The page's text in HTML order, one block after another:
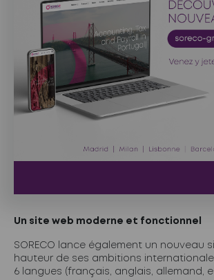
Un site web moderne et fonctionnel
SORECO lance également un nouveau
hauteur de ses ambitions
6 langues (français, anglais, allemand,